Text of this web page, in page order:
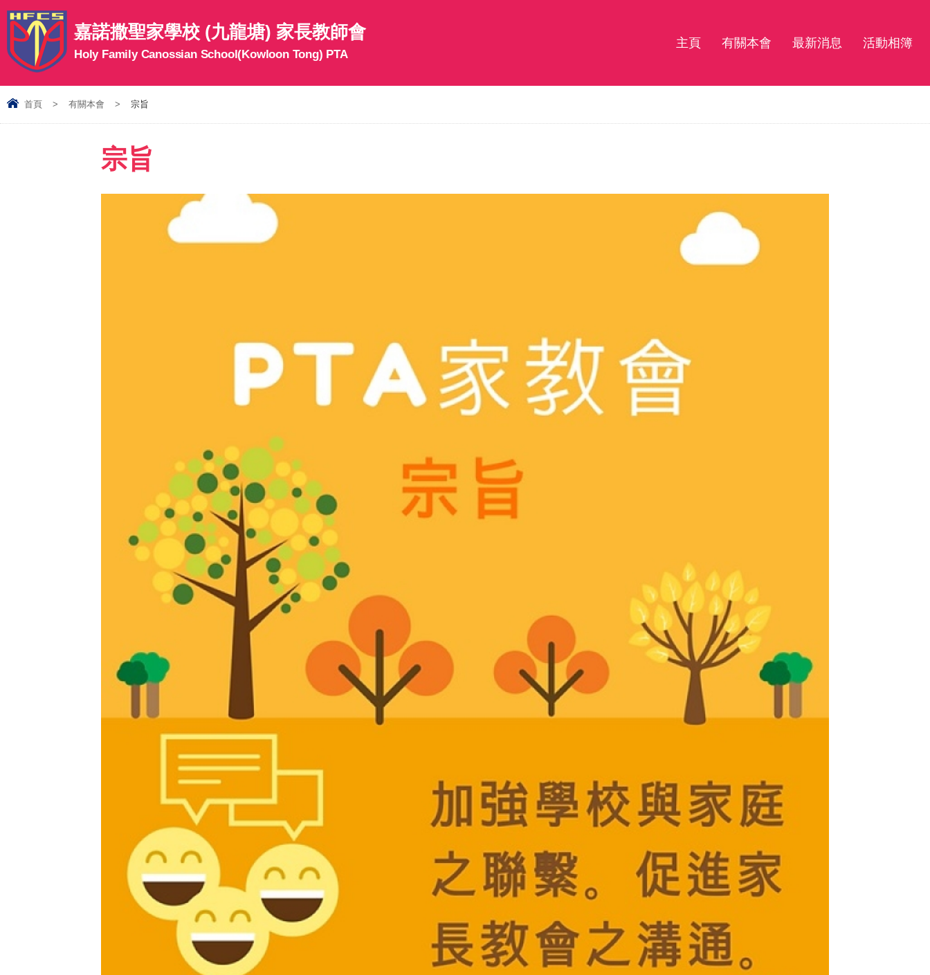
嘉諾撒聖家學校 (九龍塘) 家長教師會
Holy Family Canossian School(Kowloon Tong) PTA
主頁 有關本會 最新消息 活動相簿
首頁 > 有關本會 > 宗旨
宗旨